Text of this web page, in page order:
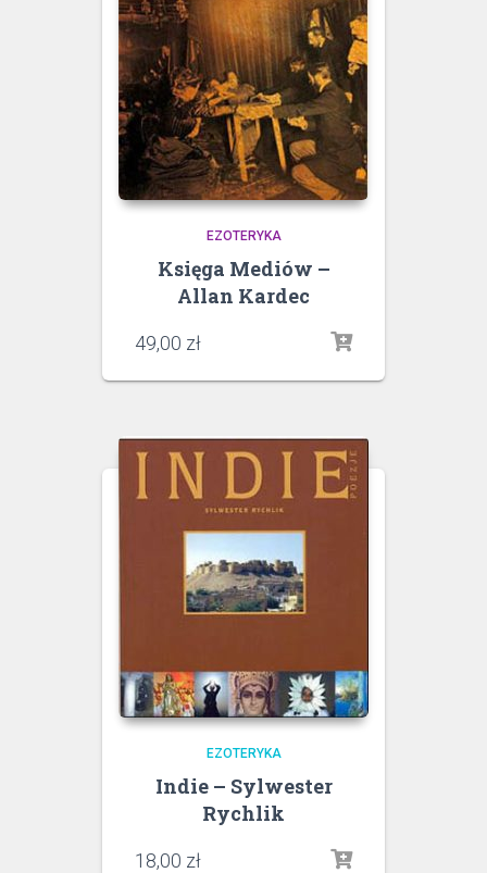
EZOTERYKA
Księga Mediów –
Allan Kardec
49,00 zł
EZOTERYKA
Indie – Sylwester
Rychlik
18,00 zł